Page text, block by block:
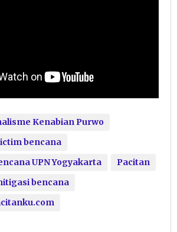
Kenabian Purwo
bencana
UPN Yogyakarta
Pacitan
bencana